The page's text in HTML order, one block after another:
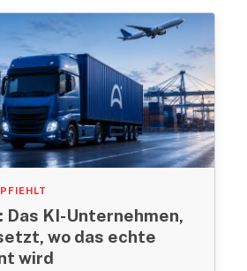
Das KI-Unternehmen,
wo das echte
wird